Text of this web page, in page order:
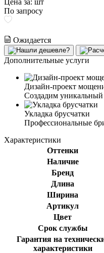
По запросу
Ожидается
Дополнительные услуги
Дизайн-проект
Создадим
Укладка брусчатки
Профессиональные
Характеристики
Оттенки
Наличие
Бренд
Длина
Ширина
Артикул
Цвет
Срок службы
Гарантия на
характеристики